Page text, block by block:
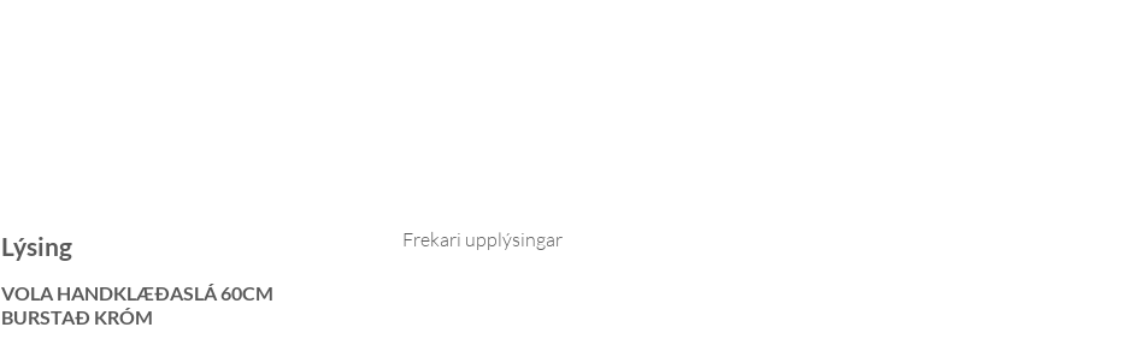
Lýsing
VOLA HANDKLÆÐASLÁ 60CM
BURSTAÐ KRÓM
Frekari upplýsingar